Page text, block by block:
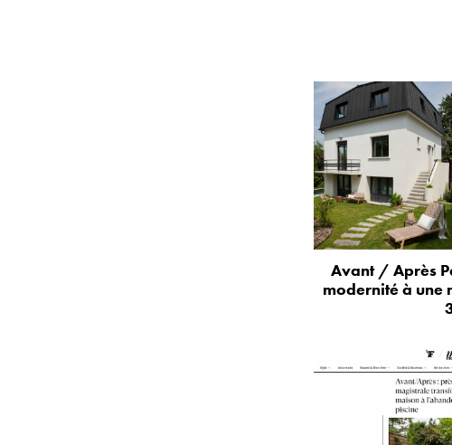
Avant / Après
modernité à une